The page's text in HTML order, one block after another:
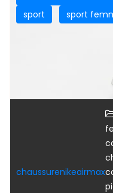
sport
sport
chaussurenikeairmax